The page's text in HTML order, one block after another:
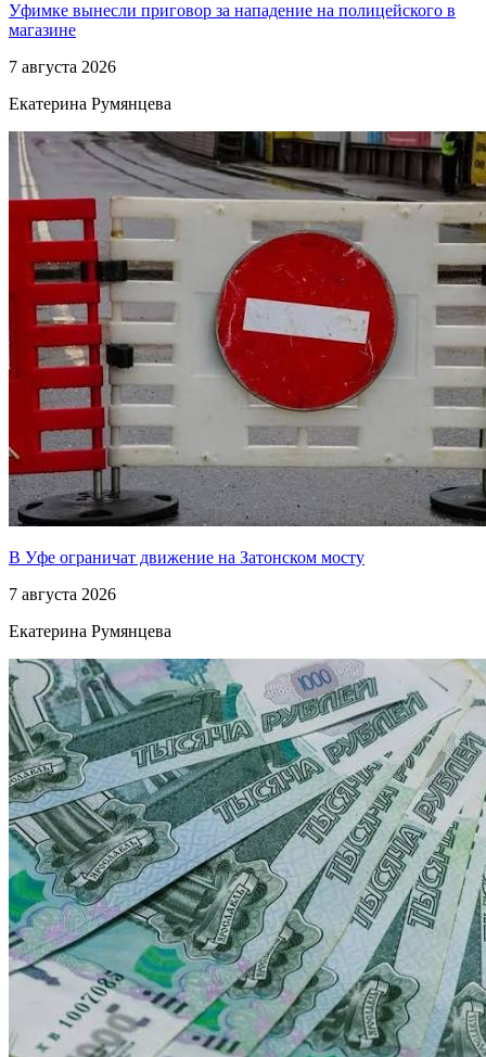
Уфимке вынесли приговор за нападение на полицейского в
магазине
7 августа 2026
Екатерина Румянцева
В Уфе ограничат движение на Затонском мосту
7 августа 2026
Екатерина Румянцева